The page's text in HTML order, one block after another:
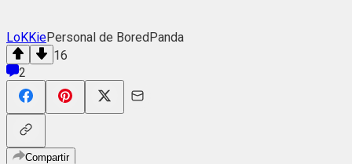
LoKKiePersonal de BoredPanda
16
2
Compartir